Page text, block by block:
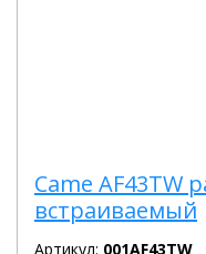
Came AF43TW
встраиваемый
Артикул: 001AF43TW